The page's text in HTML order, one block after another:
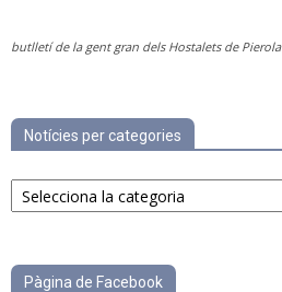
butlletí de la gent gran dels Hostalets de Pierola
Notícies per categories
Notícies
per
Pàgina de Facebook